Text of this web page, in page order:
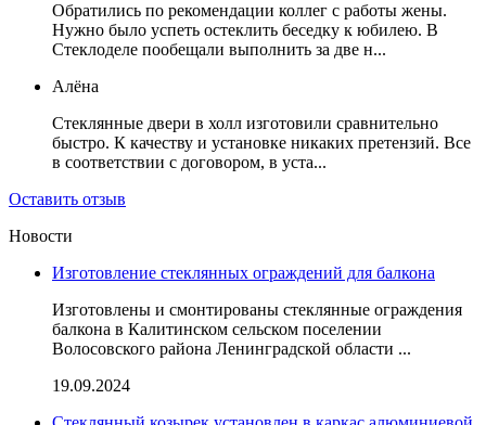
Обратились по рекомендации коллег с работы жены.
Нужно было успеть остеклить беседку к юбилею. В
Стеклоделе пообещали выполнить за две н...
Алёна
Стеклянные двери в холл изготовили сравнительно
быстро. К качеству и установке никаких претензий. Все
в соответствии с договором, в уста...
Оставить отзыв
Новости
Изготовление стеклянных ограждений для балкона
Изготовлены и смонтированы стеклянные ограждения
балкона в Калитинском сельском поселении
Волосовского района Ленинградской области ...
19.09.2024